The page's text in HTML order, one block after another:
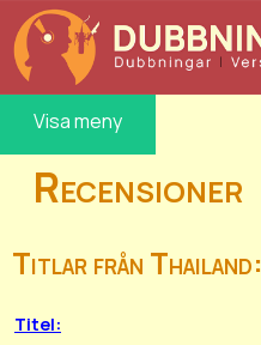
Visa meny
Recensioner
Titlar från Thailand:
Titel: